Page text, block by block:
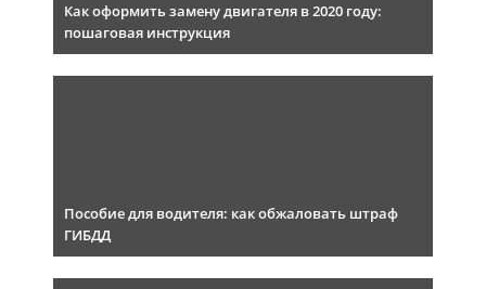
Как оформить замену двигателя в 2020 году:
пошаговая инструкция
Пособие для водителя: как обжаловать штраф
ГИБДД